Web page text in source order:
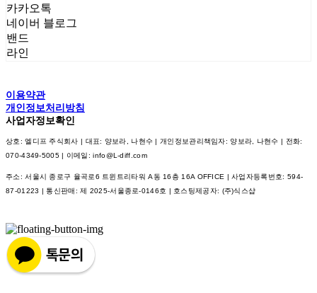
카카오톡
네이버 블로그
밴드
라인
이용약관
개인정보처리방침
사업자정보확인
상호: 엘디프 주식회사 | 대표: 양보라, 나현수 | 개인정보관리책임자: 양보라, 나현수 | 전화:
070-4349-5005 | 이메일: info@L-diff.com
주소: 서울시 종로구 율곡로6 트윈트리타워 A동 16층 16A OFFICE | 사업자등록번호: 594-
87-01223 | 통신판매:제 2025-서울종로-0146호 | 호스팅제공자: (주)식스샵